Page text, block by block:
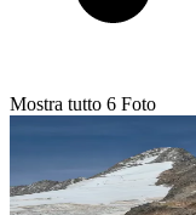
Mostra tutto 6 Foto